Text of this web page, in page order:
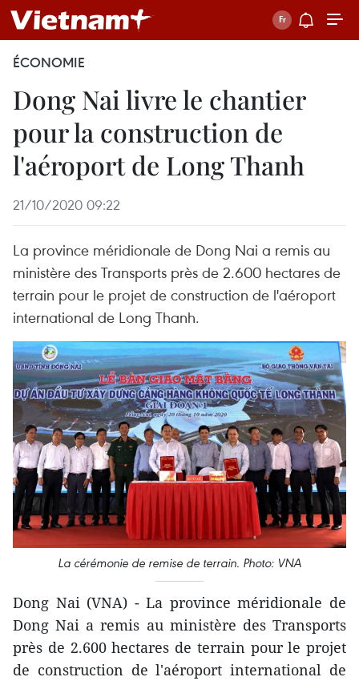
ÉCONOMIE
Dong Nai livre le chantier
pour la construction de
l'aéroport de Long Thanh
21/10/2020 09:22
La province méridionale de Dong Nai a remis au
ministère des Transports près de 2.600 hectares de
terrain pour le projet de construction de l'aéroport
international de Long Thanh.
La cérémonie de remise de terrain. Photo: VNA
Dong Nai (VNA) - La province méridionale de
Dong Nai a remis au ministère des Transports
près de 2.600 hectares de terrain pour le projet
de construction de l'aéroport international de